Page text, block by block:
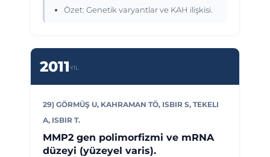
Özet: Genetik varyantlar ve KAH ilişkisi.
2011YIL
29) GÖRMÜŞ U, KAHRAMAN TÖ, ISBIR S, TEKELI
A, ISBIR T.
MMP2 gen polimorfizmi ve mRNA
düzeyi (yüzeyel varis).